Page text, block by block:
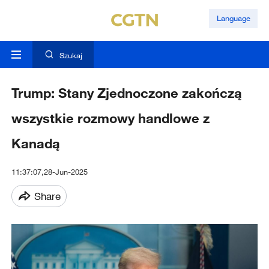
Language
Szukaj
Trump: Stany Zjednoczone zakończą
wszystkie rozmowy handlowe z
Kanadą
11:37:07,28-Jun-2025
Share